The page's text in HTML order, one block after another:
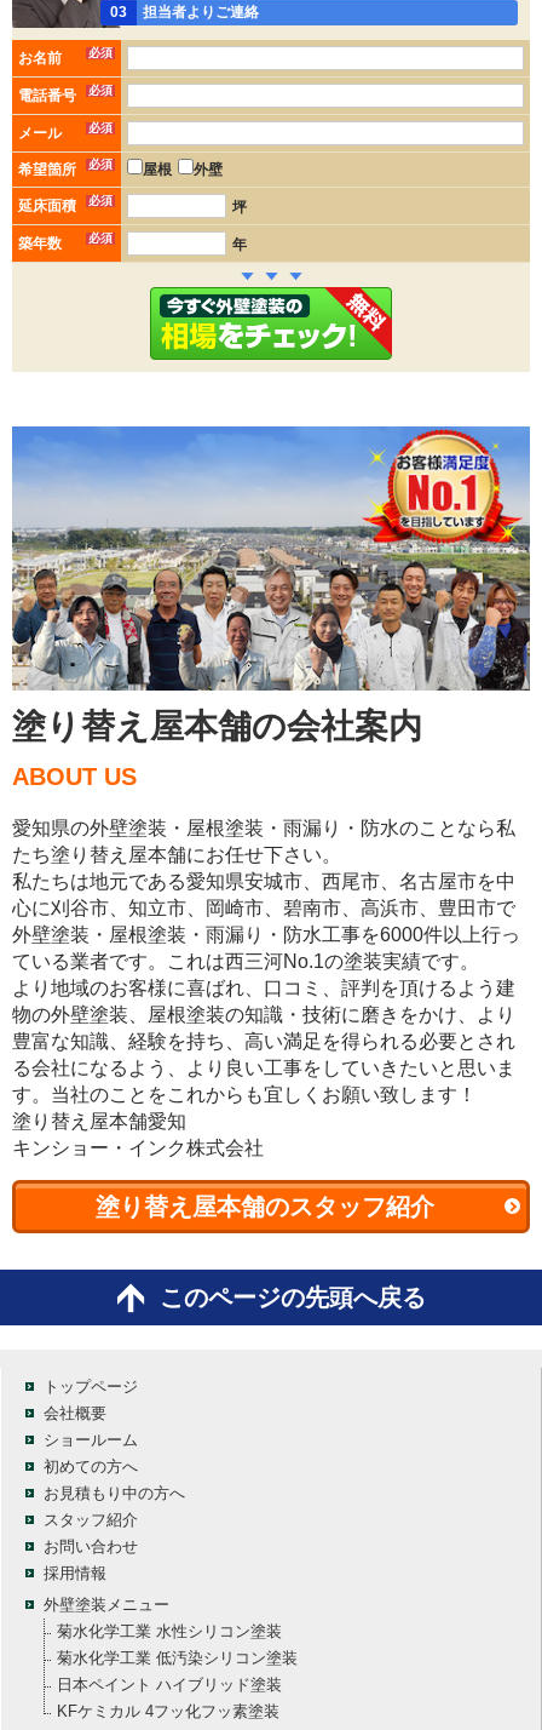
03 担当者よりご連絡
お名前 必須
電話番号 必須
メール 必須
希望箇所 必須 屋根 外壁
延床面積 必須 坪
築年数 必須 年
塗り替え屋本舗の会社案内
ABOUT US
愛知県の外壁塗装・屋根塗装・雨漏り・防水のことなら私
たち塗り替え屋本舗にお任せ下さい。
私たちは地元である愛知県安城市、西尾市、名古屋市を中
心に刈谷市、知立市、岡崎市、碧南市、高浜市、豊田市で
外壁塗装・屋根塗装・雨漏り・防水工事を6000件以上行っ
ている業者です。これは西三河No.1の塗装実績です。
より地域のお客様に喜ばれ、口コミ、評判を頂けるよう建
物の外壁塗装、屋根塗装の知識・技術に磨きをかけ、より
豊富な知識、経験を持ち、高い満足を得られる必要とされ
る会社になるよう、より良い工事をしていきたいと思いま
す。当社のことをこれからも宜しくお願い致します！
塗り替え屋本舗愛知
キンショー・インク株式会社
塗り替え屋本舗のスタッフ紹介
このページの先頭へ戻る
トップページ
会社概要
ショールーム
初めての方へ
お見積もり中の方へ
スタッフ紹介
お問い合わせ
採用情報
外壁塗装メニュー
菊水化学工業 水性シリコン塗装
菊水化学工業 低汚染シリコン塗装
日本ペイント ハイブリッド塗装
KFケミカル 4フッ化フッ素塗装